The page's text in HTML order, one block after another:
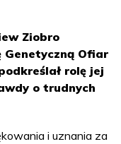
Ziobro
Genetyczną Ofiar
rolę jej
o trudnych
i uznania za